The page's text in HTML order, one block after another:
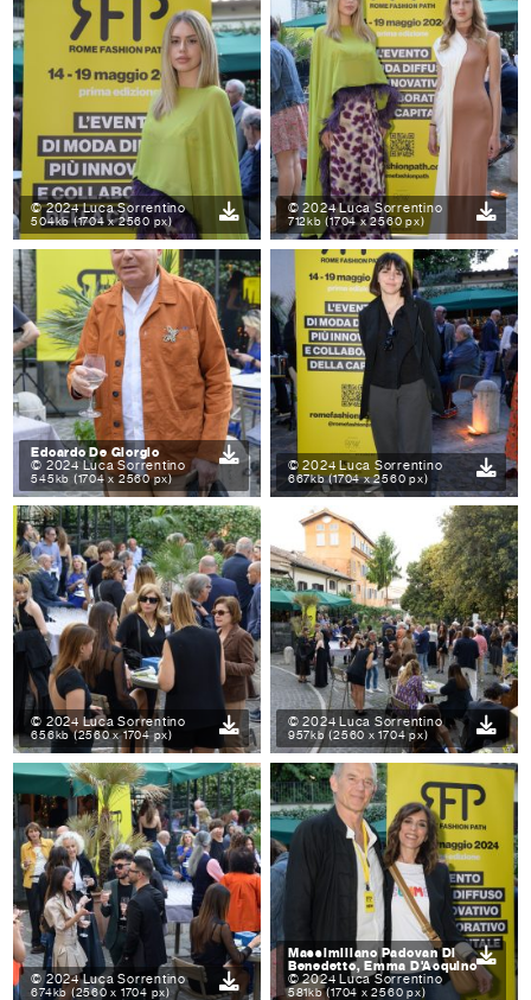
© 2024 Luca Sorrentino
504kb (1704 x 2560 px)
© 2024 Luca Sorrentino
712kb (1704 x 2560 px)
Edoardo De Giorgio
© 2024 Luca Sorrentino
545kb (1704 x 2560 px)
© 2024 Luca Sorrentino
667kb (1704 x 2560 px)
© 2024 Luca Sorrentino
656kb (2560 x 1704 px)
© 2024 Luca Sorrentino
957kb (2560 x 1704 px)
© 2024 Luca Sorrentino
674kb (2560 x 1704 px)
Massimiliano Padovan Di
Benedetto, Emma D'Acquino
© 2024 Luca Sorrentino
581kb (1704 x 2560 px)